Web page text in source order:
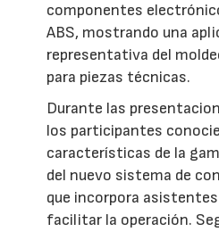
componentes
ABS, mostrando una
representativa del
para piezas técnicas.
Durante las
los participantes
características de la
del nuevo sistema de
que incorpora
facilitar la operación.